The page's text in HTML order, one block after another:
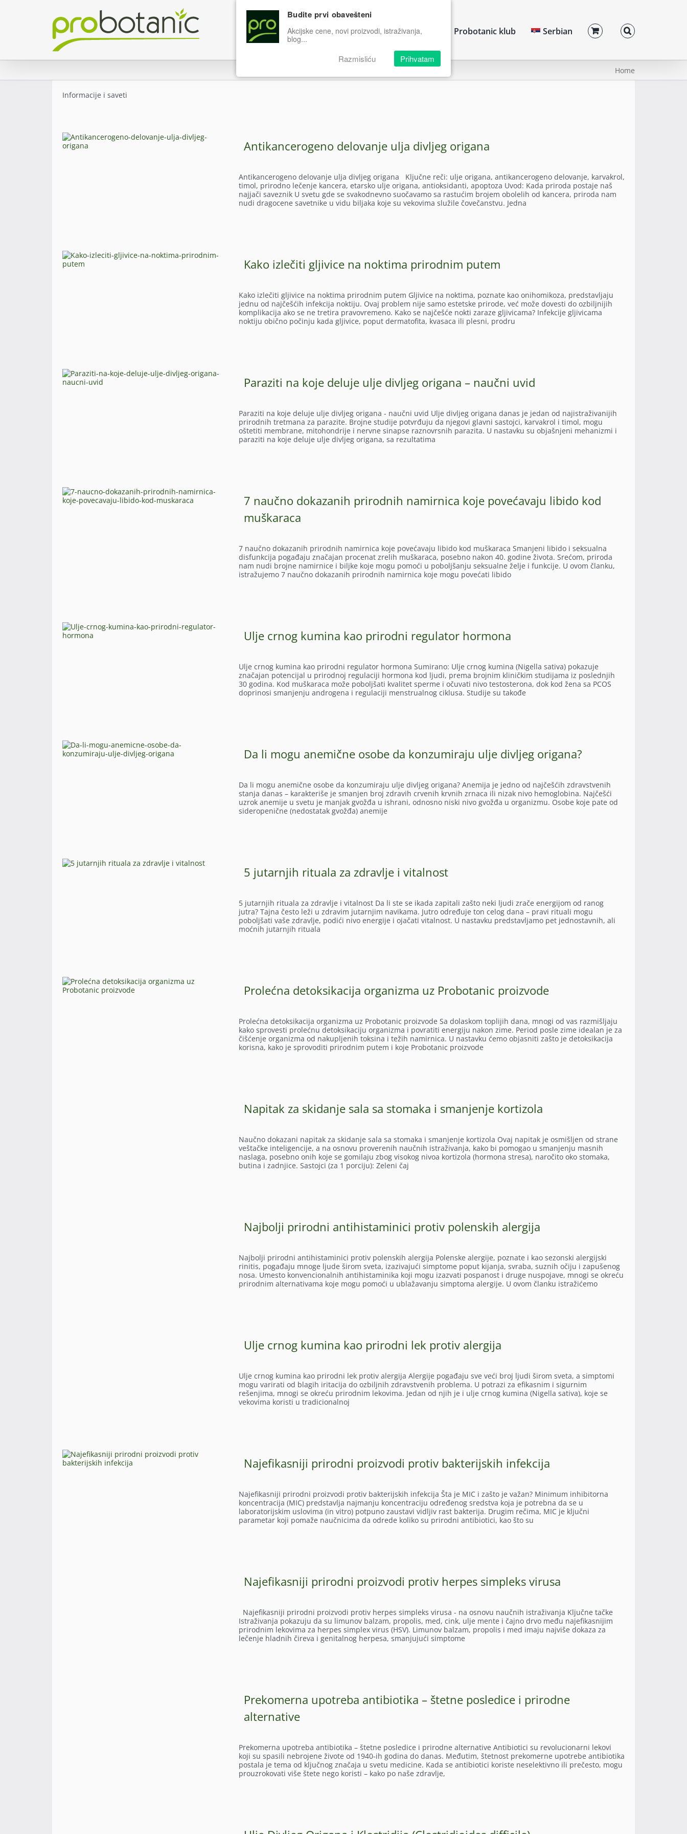
Proizvodi Prodavnica Podrška Probotanic klub Serbian
Home
Informacije i saveti
Antikancerogeno delovanje ulja divljeg origana
Antikancerogeno delovanje ulja divljeg origana Ključne reči: ulje origana, antikancerogeno delovanje, karvakrol,
timol, prirodno lečenje kancera, etarsko ulje origana, antioksidanti, apoptoza Uvod: Kada priroda postaje naš
najjači saveznik U svetu gde se svakodnevno suočavamo sa rastućim brojem obolelih od kancera, priroda nam
nudi dragocene savetnike u vidu biljaka koje su vekovima služile čovečanstvu. Jedna
Kako izlečiti gljivice na noktima prirodnim putem
Kako izlečiti gljivice na noktima prirodnim putem Gljivice na noktima, poznate kao onihomikoza, predstavljaju
jednu od najčešćih infekcija noktiju. Ovaj problem nije samo estetske prirode, već može dovesti do ozbiljnijih
komplikacija ako se ne tretira pravovremeno. Kako se najčešće nokti zaraze gljivicama? Infekcije gljivicama
noktiju obično počinju kada gljivice, poput dermatofita, kvasaca ili plesni, prodru
Paraziti na koje deluje ulje divljeg origana – naučni uvid
Paraziti na koje deluje ulje divljeg origana - naučni uvid Ulje divljeg origana danas je jedan od najistraživanijih
prirodnih tretmana za parazite. Brojne studije potvrđuju da njegovi glavni sastojci, karvakrol i timol, mogu
oštetiti membrane, mitohondrije i nervne sinapse raznovrsnih parazita. U nastavku su objašnjeni mehanizmi i
paraziti na koje deluje ulje divljeg origana, sa rezultatima
7 naučno dokazanih prirodnih namirnica koje povećavaju libido kod
muškaraca
7 naučno dokazanih prirodnih namirnica koje povećavaju libido kod muškaraca Smanjeni libido i seksualna
disfunkcija pogađaju značajan procenat zrelih muškaraca, posebno nakon 40. godine života. Srećom, priroda
nam nudi brojne namirnice i biljke koje mogu pomoći u poboljšanju seksualne želje i funkcije. U ovom članku,
istražujemo 7 naučno dokazanih prirodnih namirnica koje mogu povećati libido
Ulje crnog kumina kao prirodni regulator hormona
Ulje crnog kumina kao prirodni regulator hormona Sumirano: Ulje crnog kumina (Nigella sativa) pokazuje
značajan potencijal u prirodnoj regulaciji hormona kod ljudi, prema brojnim kliničkim studijama iz poslednjih
30 godina. Kod muškaraca može poboljšati kvalitet sperme i očuvati nivo testosterona, dok kod žena sa PCOS
doprinosi smanjenju androgena i regulaciji menstrualnog ciklusa. Studije su takođe
Da li mogu anemične osobe da konzumiraju ulje divljeg origana?
Da li mogu anemične osobe da konzumiraju ulje divljeg origana? Anemija je jedno od najčešćih zdravstvenih
stanja danas – karakteriše je smanjen broj zdravih crvenih krvnih zrnaca ili nizak nivo hemoglobina. Najčešći
uzrok anemije u svetu je manjak gvožđa u ishrani, odnosno niski nivo gvožđa u organizmu. Osobe koje pate od
sideropenične (nedostatak gvožđa) anemije
5 jutarnjih rituala za zdravlje i vitalnost
5 jutarnjih rituala za zdravlje i vitalnost Da li ste se ikada zapitali zašto neki ljudi zrače energijom od ranog
jutra? Tajna često leži u zdravim jutarnjim navikama. Jutro određuje ton celog dana – pravi rituali mogu
poboljšati vaše zdravlje, podići nivo energije i ojačati vitalnost. U nastavku predstavljamo pet jednostavnih, ali
moćnih jutarnjih rituala
Prolećna detoksikacija organizma uz Probotanic proizvode
Prolećna detoksikacija organizma uz Probotanic proizvode Sa dolaskom toplijih dana, mnogi od vas razmišljaju
kako sprovesti prolećnu detoksikaciju organizma i povratiti energiju nakon zime. Period posle zime idealan je za
čišćenje organizma od nakupljenih toksina i težih namirnica. U nastavku ćemo objasniti zašto je detoksikacija
korisna, kako je sprovoditi prirodnim putem i koje Probotanic proizvode
Napitak za skidanje sala sa stomaka i smanjenje kortizola
Naučno dokazani napitak za skidanje sala sa stomaka i smanjenje kortizola Ovaj napitak je osmišljen od strane
veštačke inteligencije, a na osnovu proverenih naučnih istraživanja, kako bi pomogao u smanjenju masnih
naslaga, posebno onih koje se gomilaju zbog visokog nivoa kortizola (hormona stresa), naročito oko stomaka,
butina i zadnjice. Sastojci (za 1 porciju): Zeleni čaj
Najbolji prirodni antihistaminici protiv polenskih alergija
Najbolji prirodni antihistaminici protiv polenskih alergija Polenske alergije, poznate i kao sezonski alergijski
rinitis, pogađaju mnoge ljude širom sveta, izazivajući simptome poput kijanja, svraba, suznih očiju i zapušenog
nosa. Umesto konvencionalnih antihistaminika koji mogu izazvati pospanost i druge nuspojave, mnogi se okreću
prirodnim alternativama koje mogu pomoći u ublažavanju simptoma alergije. U ovom članku istražićemo
Ulje crnog kumina kao prirodni lek protiv alergija
Ulje crnog kumina kao prirodni lek protiv alergija Alergije pogađaju sve veći broj ljudi širom sveta, a simptomi
mogu varirati od blagih iritacija do ozbiljnih zdravstvenih problema. U potrazi za efikasnim i sigurnim
rešenjima, mnogi se okreću prirodnim lekovima. Jedan od njih je i ulje crnog kumina (Nigella sativa), koje se
vekovima koristi u tradicionalnoj
Najefikasniji prirodni proizvodi protiv bakterijskih infekcija
Najefikasniji prirodni proizvodi protiv bakterijskih infekcija Šta je MIC i zašto je važan? Minimum inhibitorna
koncentracija (MIC) predstavlja najmanju koncentraciju određenog sredstva koja je potrebna da se u
laboratorijskim uslovima (in vitro) potpuno zaustavi vidljiv rast bakterija. Drugim rečima, MIC je ključni
parametar koji pomaže naučnicima da odrede koliko su prirodni antibiotici, kao što su
Najefikasniji prirodni proizvodi protiv herpes simpleks virusa
Najefikasniji prirodni proizvodi protiv herpes simpleks virusa - na osnovu naučnih istraživanja Ključne tačke
Istraživanja pokazuju da su limunov balzam, propolis, med, cink, ulje mente i čajno drvo među najefikasnijim
prirodnim lekovima za herpes simplex virus (HSV). Limunov balzam, propolis i med imaju najviše dokaza za
lečenje hladnih čireva i genitalnog herpesa, smanjujući simptome
Prekomerna upotreba antibiotika – štetne posledice i prirodne
alternative
Prekomerna upotreba antibiotika – štetne posledice i prirodne alternative Antibiotici su revolucionarni lekovi
koji su spasili nebrojene živote od 1940-ih godina do danas. Međutim, štetnost prekomerne upotrebe antibiotika
postala je tema od ključnog značaja u svetu medicine. Kada se antibiotici koriste neselektivno ili prečesto, mogu
prouzrokovati više štete nego koristi – kako po naše zdravlje,
Budite prvi obavešteni
Akcijske cene, novi proizvodi, istraživanja,
blog...
Razmisliću Prihvatam